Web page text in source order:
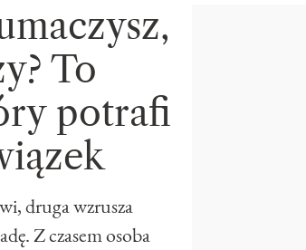
To
potrafi
druga wzrusza
Z czasem osoba